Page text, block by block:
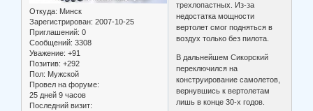
Откуда: Минск
Зарегистрирован: 2007-10-25
Приглашений: 0
Сообщений: 3308
Уважение: +91
Позитив: +292
Пол: Мужской
Провел на форуме:
25 дней 9 часов
Последний визит:
трехлопастных. Из-за
недостатка мощности
вертолет смог подняться в
воздух только без пилота.
В дальнейшем Сикорский
переключился на
конструирование самолетов,
вернувшись к вертолетам
лишь в конце 30-х годов.